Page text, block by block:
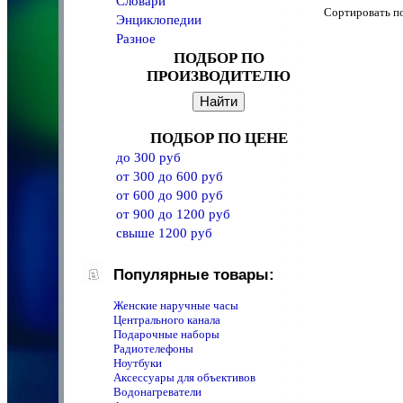
Энциклопедии
Разное
ПОДБОР ПО
ПРОИЗВОДИТЕЛЮ
ПОДБОР ПО ЦЕНЕ
до 300 руб
от 300 до 600 руб
от 600 до 900 руб
от 900 до 1200 руб
свыше 1200 руб
Популярные товары:
Женские наручные часы
Центрального канала
Подарочные наборы
Радиотелефоны
Ноутбуки
Аксессуары для объективов
Водонагреватели
Сортировать